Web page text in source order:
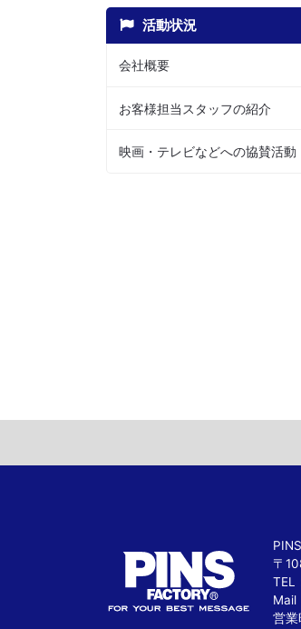
活動状況
会社概要
お客様担当スタッフの紹介
映画・テレビなどへの協賛活動
〒
TEL
Mail
営